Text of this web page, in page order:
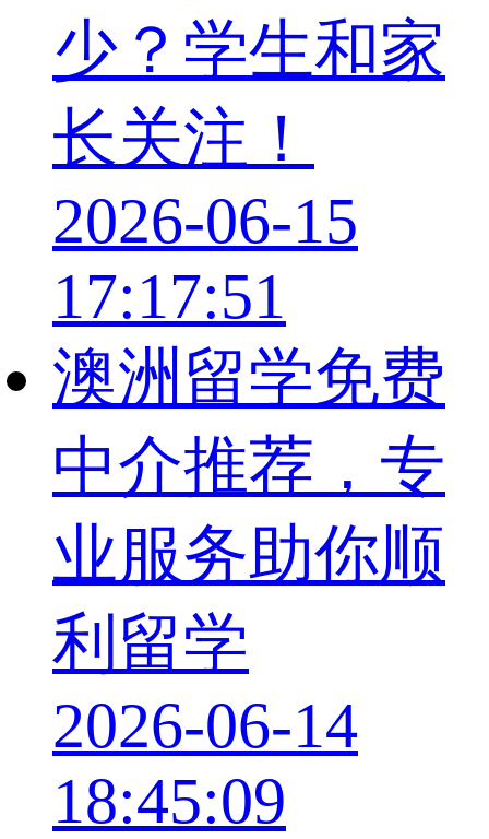
少？学生和家
长关注！
2026-06-15
17:17:51
澳洲留学免费
中介推荐，专
业服务助你顺
利留学
2026-06-14
18:45:09